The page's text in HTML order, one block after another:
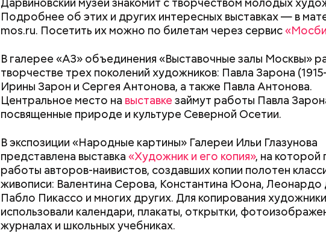
Подробнее об этих и других интересных выставках — в
mos.ru. Посетить их можно по билетам через сервис
В галерее «А3» объединения «Выставочные залы Москвы»
творчестве трех поколений художников: Павла Зарона
Ирины Зарон и Сергея Антонова, а также Павла Антонова.
Центральное место на выставке займут работы Павла
посвященные природе и культуре Северной Осетии.
В экспозиции «Народные картины» Галереи Ильи Глазунова
представлена выставка «Художник и его копия», на которой
работы авторов-наивистов, создавших копии полотен
живописи: Валентина Серова, Константина Юона, Леонардо
Пабло Пикассо и многих других. Для копирования художники
использовали календари, плакаты, открытки,
журналах и школьных учебниках.
Нашим большим проектом с 2015 года стала новая модель
Как поменять батареи дома и